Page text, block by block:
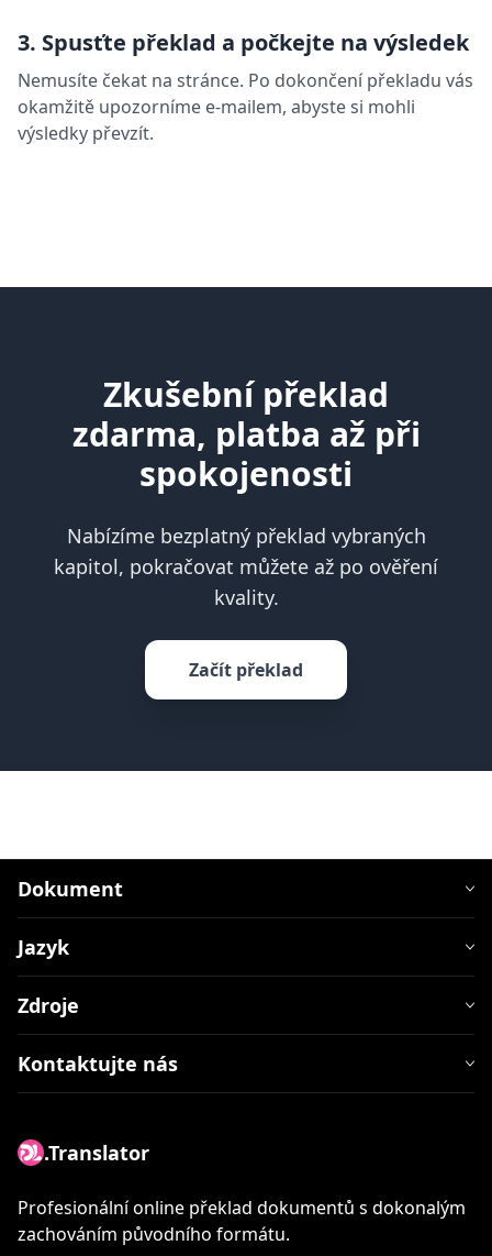
3. Spusťte překlad a počkejte na výsledek
Nemusíte čekat na stránce. Po dokončení překladu vás
okamžitě upozorníme e-mailem, abyste si mohli
výsledky převzít.
Zkušební překlad
zdarma, platba až při
spokojenosti
Nabízíme bezplatný překlad vybraných
kapitol, pokračovat můžete až po ověření
kvality.
Začít překlad
Dokument
Jazyk
Zdroje
Kontaktujte nás
.Translator
Profesionální online překlad dokumentů s dokonalým
zachováním původního formátu.